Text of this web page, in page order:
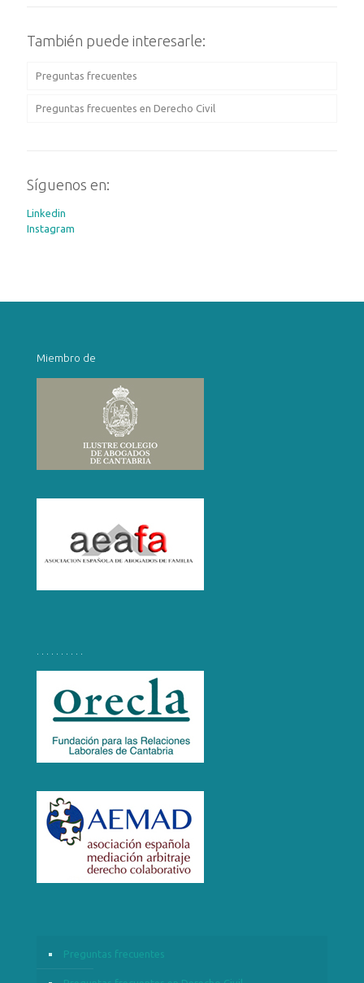
También puede interesarle:
Preguntas frecuentes
Preguntas frecuentes en Derecho Civil
Síguenos en:
Linkedin
Instagram
Miembro de
Preguntas frecuentes